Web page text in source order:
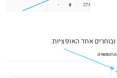
ובוחרים אחד האופציות: